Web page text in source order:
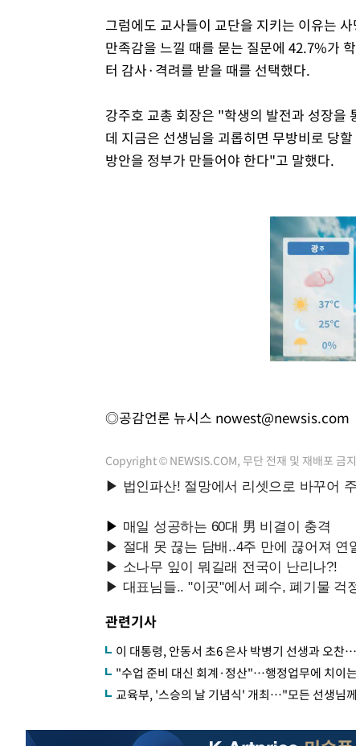
그럼에도 교사들이 교단을 지키는 이유는
만족감을 느낄 때를 묻는 질문에 42.7%가
터 감사·격려를 받을 때를 선택했다.
강주호 교총 회장은 "학생의 발전과 성장을
데 지금은 선생님을 괴롭히면 무방비로 당
방안을 정부가 만들어야 한다"고 말했다.
◎공감언론 뉴시스 nowest@newsis.com
Copyright © NEWSIS.COM, 무단 전재 및 재배포 금지
관련기사
이 대통령, 안동서 초6 은사 박병기 선생과 오
"수업 준비 대신 회계·정산"…행정업무에 치이
교육부, '스승의 날 기념식' 개최…"모든 선생님